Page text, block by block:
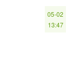
05-02
13:47